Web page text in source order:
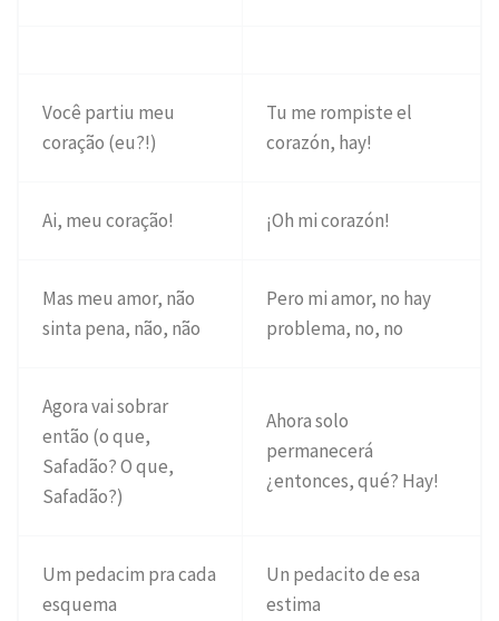
Você partiu meu
coração (eu?!)
Tu me rompiste el
corazón, hay!
Ai, meu coração! ¡Oh mi corazón!
Mas meu amor, não
sinta pena, não, não
Pero mi amor, no hay
problema, no, no
Agora vai sobrar
então (o que,
Safadão? O que,
Safadão?)
Ahora solo
permanecerá
¿entonces, qué? Hay!
Um pedacim pra cada
esquema
Un pedacito de esa
estima